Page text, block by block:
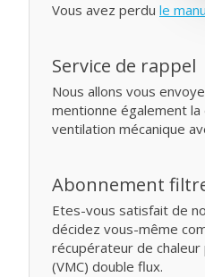
Vous avez perdu le
Service de rappel
Nous allons vous
mentionne également
ventilation mécanique
Abonnement
Etes-vous satisfait de
décidez vous-même
récupérateur de chaleur
(VMC) double flux.